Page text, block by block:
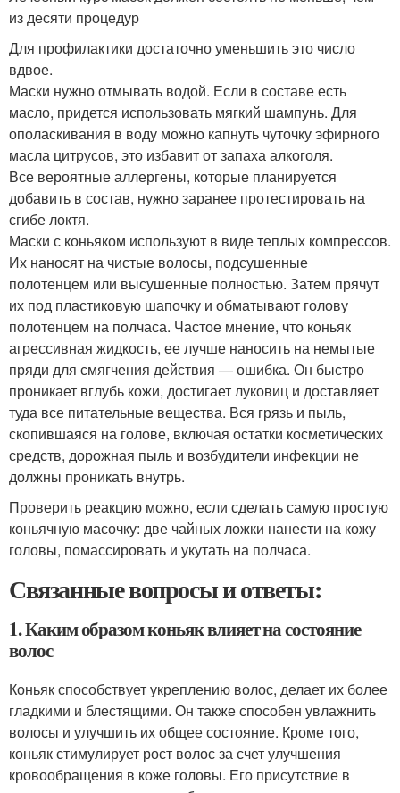
из десяти процедур
Для профилактики достаточно уменьшить это число
вдвое.
Маски нужно отмывать водой. Если в составе есть
масло, придется использовать мягкий шампунь. Для
ополаскивания в воду можно капнуть чуточку эфирного
масла цитрусов, это избавит от запаха алкоголя.
Все вероятные аллергены, которые планируется
добавить в состав, нужно заранее протестировать на
сгибе локтя.
Маски с коньяком используют в виде теплых компрессов.
Их наносят на чистые волосы, подсушенные
полотенцем или высушенные полностью. Затем прячут
их под пластиковую шапочку и обматывают голову
полотенцем на полчаса. Частое мнение, что коньяк
агрессивная жидкость, ее лучше наносить на немытые
пряди для смягчения действия — ошибка. Он быстро
проникает вглубь кожи, достигает луковиц и доставляет
туда все питательные вещества. Вся грязь и пыль,
скопившаяся на голове, включая остатки косметических
средств, дорожная пыль и возбудители инфекции не
должны проникать внутрь.
Проверить реакцию можно, если сделать самую простую
коньячную масочку: две чайных ложки нанести на кожу
головы, помассировать и укутать на полчаса.
Связанные вопросы и ответы:
1. Каким образом коньяк влияет на состояние
волос
Коньяк способствует укреплению волос, делает их более
гладкими и блестящими. Он также способен увлажнить
волосы и улучшить их общее состояние. Кроме того,
коньяк стимулирует рост волос за счет улучшения
кровообращения в коже головы. Его присутствие в